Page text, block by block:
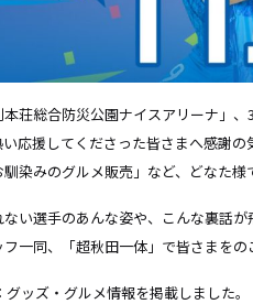
荘総合防災公園ナイスアリーナ」、
応援してくださった皆さまへ感謝
染みのグルメ販売」など、どなた様
い選手のあんな姿や、こんな裏話が
一同、「超秋田一体」で皆さまをの
ッズ・グルメ情報を掲載しました。